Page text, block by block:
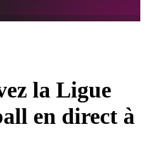
la Ligue
en direct à